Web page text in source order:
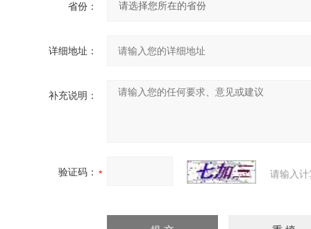
省份：
详细地址：
补充说明：
验证码： 请输入